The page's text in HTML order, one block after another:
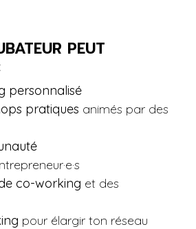
PEUT
personnalisé
pratiques animés par des
co-working et des
pour élargir ton réseau